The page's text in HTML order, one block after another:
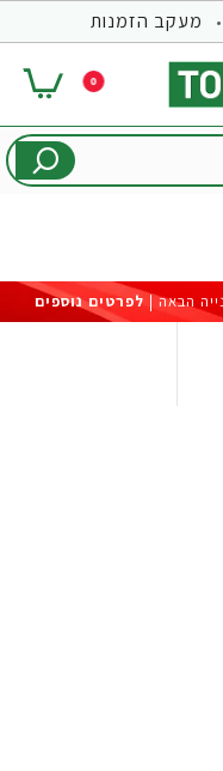
מעקב הזמנות
0
לפרטים נוספים